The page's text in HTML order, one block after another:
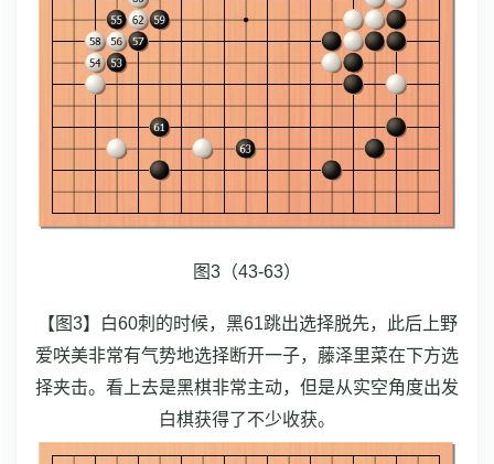
图3（43-63）
【图3】白60刺的时候，黑61跳出选择脱先，此后上野
爱咲美非常有气势地选择断开一子，藤泽里菜在下方选
择夹击。看上去是黑棋非常主动，但是从实空角度出发
白棋获得了不少收获。